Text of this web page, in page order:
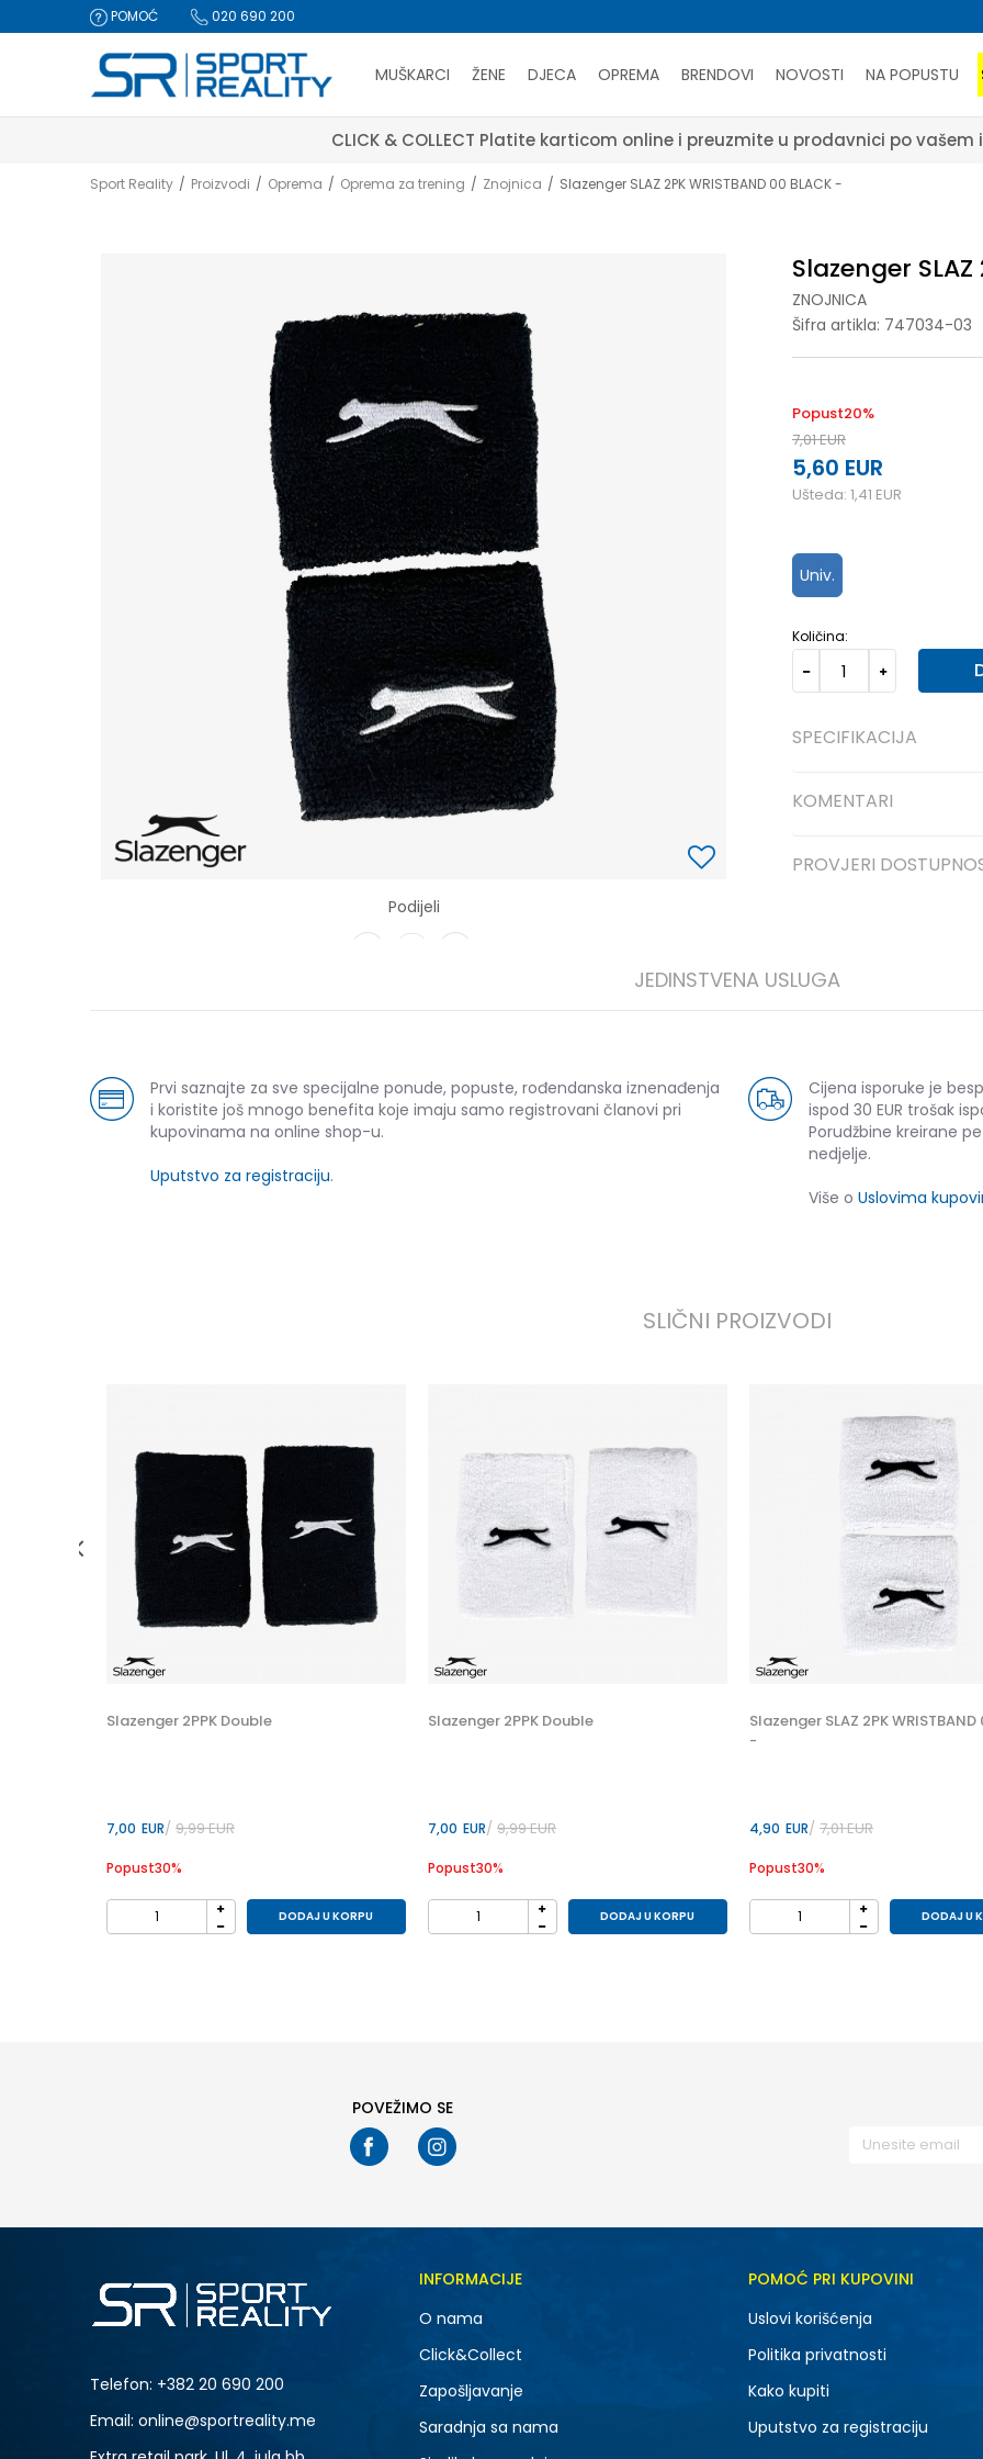
POMOĆ 020 690 200
MUŠKARCI ŽENE DJECA OPREMA BRENDOVI NOVOSTI NA POPUSTU
CLICK & COLLECT Platite karticom online i preuzmite u prodavnici po vašem
Sport Reality Proizvodi Oprema Oprema za trening Znojnica Slazenger SLAZ 2PK WRISTBAND 00 BLACK -
Podijeli
Slazenger SLAZ
ZNOJNICA
Šifra artikla: 747034-03
Popust20%
7,01EUR
5,60 EUR
Ušteda: 1,41 EUR
Univ.
Količina:
SPECIFIKACIJA
KOMENTARI
PROVJERI
JEDINSTVENA USLUGA
Prvi saznajte za sve specijalne ponude, popuste, rođendanska iznenađenja
i koristite još mnogo benefita koje imaju samo registrovani članovi pri
kupovinama na online shop-u.
Uputstvo za registraciju.
Cijena isporuke je
ispod 30 EUR trošak
Porudžbine kreirane
nedjelje.
Više o Uslovima
SLIČNI PROIZVODI
Slazenger 2PPK Double
7,00 EUR 9,99EUR
Popust30%
DODAJ U KORPU
Slazenger 2PPK Double
7,00 EUR 9,99EUR
Popust30%
DODAJ U KORPU
Slazenger SLAZ 2PK WRISTBAND
-
4,90 EUR 7,01EUR
Popust30%
DODAJ U
POVEŽIMO SE
Telefon: +382 20 690 200
Email: online@sportreality.me
INFORMACIJE
O nama
Click&Collect
Zapošljavanje
Saradnja sa nama
POMOĆ PRI KUPOVINI
Uslovi korišćenja
Politika privatnosti
Kako kupiti
Uputstvo za registraciju